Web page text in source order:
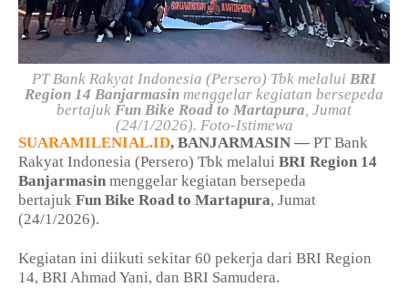
PTBank Rakyat Indonesia (Persero) Tbk melalui BRI
Region 14 Banjarmasin menggelar kegiatan bersepeda
bertajuk Fun Bike Road to Martapura, Jumat
(24/1/2026). Foto-Istimewa
SUARAMILENIAL.ID, BANJARMASIN — PT Bank
Rakyat Indonesia (Persero) Tbk melalui BRI Region 14
Banjarmasin menggelar kegiatan bersepeda
bertajuk Fun Bike Road to Martapura, Jumat
(24/1/2026).
Kegiatan ini diikuti sekitar 60 pekerja dari BRI Region
14, BRI Ahmad Yani, dan BRI Samudera.